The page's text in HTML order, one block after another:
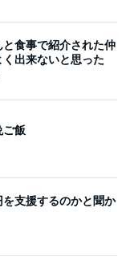
食事で紹介された仲
出来ないと思った
ご飯
支援するのかと聞か